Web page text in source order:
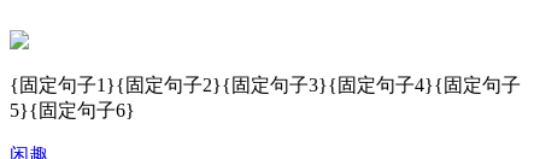
{固定句子1}{固定句子2}{固定句子3}{固定句子4}{固定句子
5}{固定句子6}
闲趣